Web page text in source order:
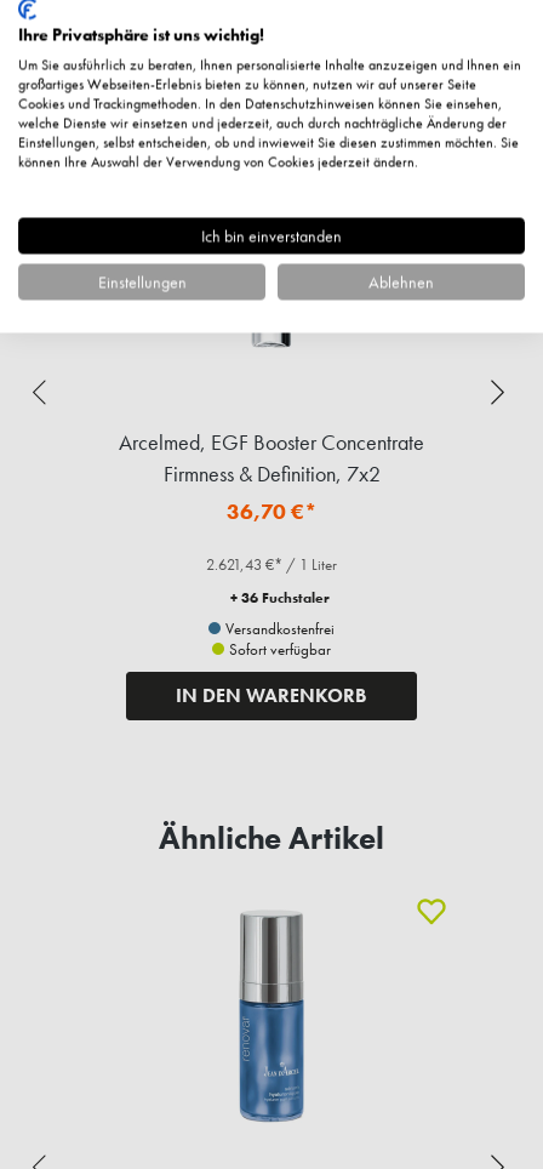
Ergänzende Artikel
Arcelmed, EGF Booster Concentrate
Firmness & Definition, 7x2
36,70 €*
2.621,43 €* / 1 Liter
+ 36 Fuchstaler
Versandkostenfrei
Sofort verfügbar
IN DEN WARENKORB
Ähnliche Artikel
Ihre Privatsphäre ist uns wichtig!
Um Sie ausführlich zu beraten, Ihnen personalisierte Inhalte anzuzeigen und Ihnen ein
großartiges Webseiten-Erlebnis bieten zu können, nutzen wir auf unserer Seite
Cookies und Trackingmethoden. In den Datenschutzhinweisen können Sie einsehen,
welche Dienste wir einsetzen und jederzeit, auch durch nachträgliche Änderung der
Einstellungen, selbst entscheiden, ob und inwieweit Sie diesen zustimmen möchten. Sie
können Ihre Auswahl der Verwendung von Cookies jederzeit ändern.
Ich bin einverstanden
Einstellungen Ablehnen